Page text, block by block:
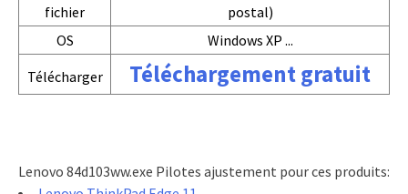
fichier
postal)
OS
Windows XP ...
Télécharger
Téléchargement gratuit
Lenovo 84d103ww.exe Pilotes ajustement pour ces produits: